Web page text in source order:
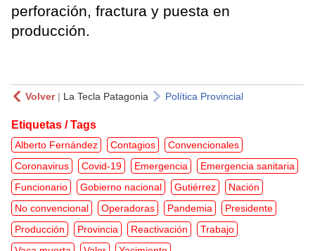
perforación, fractura y puesta en
producción.
Volver| La Tecla Patagonia Política Provincial
Etiquetas / Tags
Alberto Fernández Contagios
Convencionales
Coronavirus
Covid-19 Emergencia
Emergencia sanitaria
Funcionario
Gobierno nacional Gutiérrez
Nación
No convencional
Operadoras Pandemia
Presidente
Producción
Provincia Reactivación
Trabajo